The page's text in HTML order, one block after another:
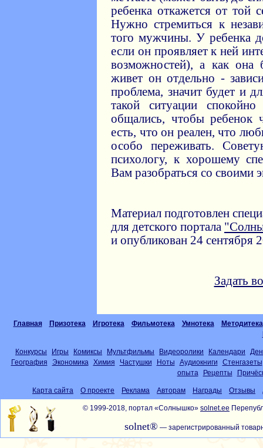
ребенка откажется от той
Нужно стремиться к
того мужчины. У ребенка
если он проявляет к ней
возможностей), а как она
живет он отдельно -
проблема, значит будет и
такой ситуации
общались, чтобы ребенок
есть, что он реален, что
особо переживать.
психологу, к хорошему
Вам разобраться со своими
Материал подготовлен
для детского портала
и опубликован 24 сентября
Задать
Главная Призотека Игротека Фильмотека Умнотека
Методитека
Конкурсы Игры Комиксы Мультфильмы Видеоролики Календари
География
Экономика Химия Частушки Ноты Аудиокниги
Стенгазеты
опыта
Рецепты
Карта сайта О проекте Реклама Авторам Награды Отзывы
© 1999-2018, портал «Солнышко» solnet.ee
solnet® — зарегистрированный